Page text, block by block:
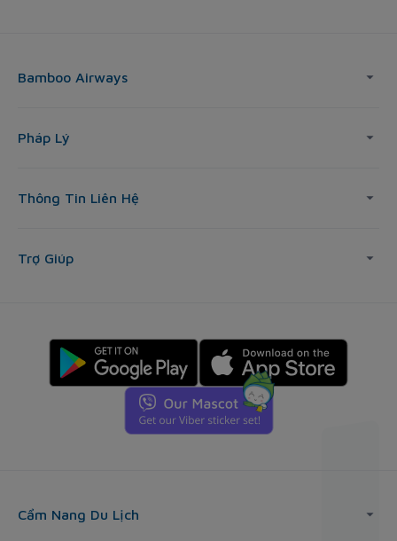
Bamboo Airways
Pháp Lý
Thông Tin Liên Hệ
Trợ Giúp
Cẩm Nang Du Lịch